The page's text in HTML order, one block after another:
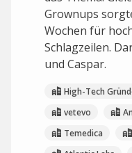
Grownups
Wochen für
Schlagzeilen.
und Caspar.
High-Tech
vetevo
Temedica